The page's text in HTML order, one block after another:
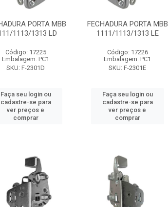
PORTA MBB
1113/1313 LD
Código: 17225
Embalagem: PC1
SKU: F-2301D
Faça seu login ou
cadastre-se para
ver preços e
comprar
FECHADURA PORTA MBB
1111/1113/1313 LE
Código: 17226
Embalagem: PC1
SKU: F-2301E
Faça seu login ou
cadastre-se para
ver preços e
comprar